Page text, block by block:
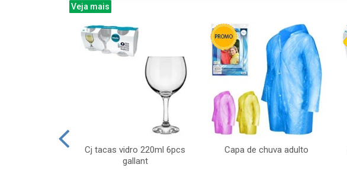
Veja mais
Cj tacas vidro 220ml 6pcs
gallant
Capa de chuva adulto